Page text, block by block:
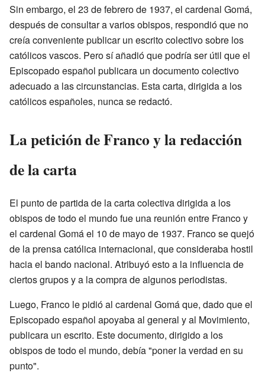
Sin embargo, el 23 de febrero de 1937, el cardenal Gomá,
después de consultar a varios obispos, respondió que no
creía conveniente publicar un escrito colectivo sobre los
católicos vascos. Pero sí añadió que podría ser útil que el
Episcopado español publicara un documento colectivo
adecuado a las circunstancias. Esta carta, dirigida a los
católicos españoles, nunca se redactó.
La petición de Franco y la redacción
de la carta
El punto de partida de la carta colectiva dirigida a los
obispos de todo el mundo fue una reunión entre Franco y
el cardenal Gomá el 10 de mayo de 1937. Franco se quejó
de la prensa católica internacional, que consideraba hostil
hacia el bando nacional. Atribuyó esto a la influencia de
ciertos grupos y a la compra de algunos periodistas.
Luego, Franco le pidió al cardenal Gomá que, dado que el
Episcopado español apoyaba al general y al Movimiento,
publicara un escrito. Este documento, dirigido a los
obispos de todo el mundo, debía "poner la verdad en su
punto".